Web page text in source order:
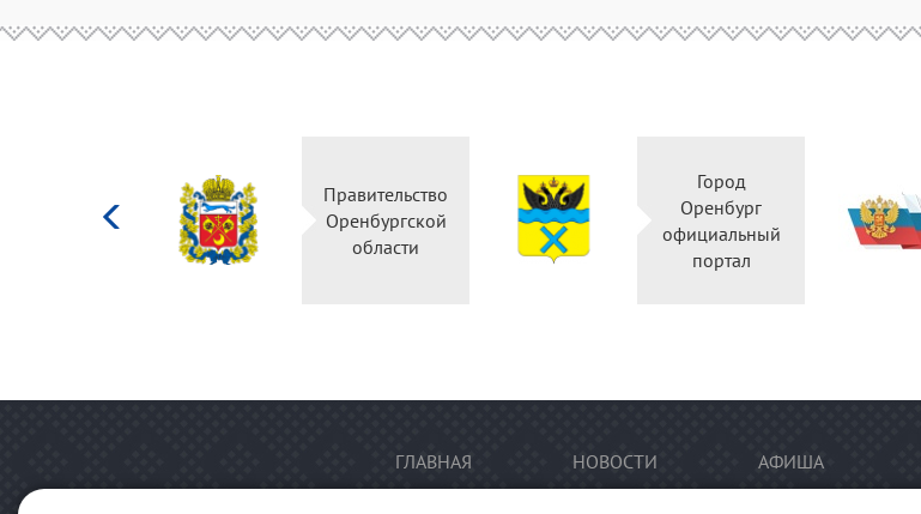
Правительство
Оренбургской
области
Город
Оренбург
официальный
портал
ГЛАВНАЯ НОВОСТИ АФИША